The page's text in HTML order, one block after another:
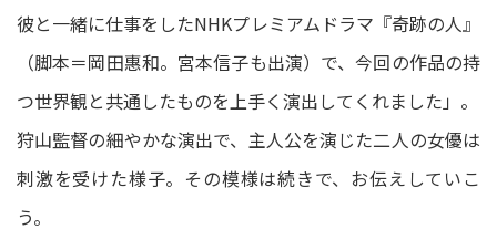
彼と⼀緒に仕事をしたNHKプレミアムドラマ『奇跡の⼈』
（脚本＝岡⽥惠和。宮本信⼦も出演）で、今回の作品の持
つ世界観と共通したものを上⼿く演出してくれました」。
狩山監督の細やかな演出で、主人公を演じた二人の女優は
刺激を受けた様子。その模様は続きで、お伝えしていこ
う。